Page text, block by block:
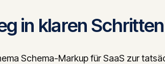
in klaren Schritten
Schema-Markup für SaaS zur